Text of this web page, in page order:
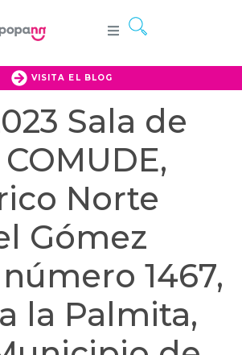
VISITA EL BLOG
Sala de
Norte
Gómez
1467,
la Palmita,